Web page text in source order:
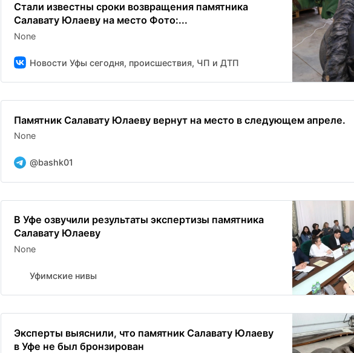
Стали известны сроки возвращения памятника
Салавату Юлаеву на место Фото:...
None
Новости Уфы сегодня, происшествия, ЧП и ДТП
Памятник Салавату Юлаеву вернут на место в следующем апреле.
None
@bashk01
В Уфе озвучили результаты экспертизы памятника
Салавату Юлаеву
None
Уфимские нивы
Эксперты выяснили, что памятник Салавату Юлаеву
в Уфе не был бронзирован